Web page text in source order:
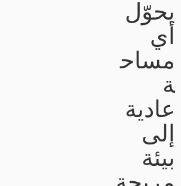
يحوّل
أي
مساح
ة
عادية
إلى
بيئة